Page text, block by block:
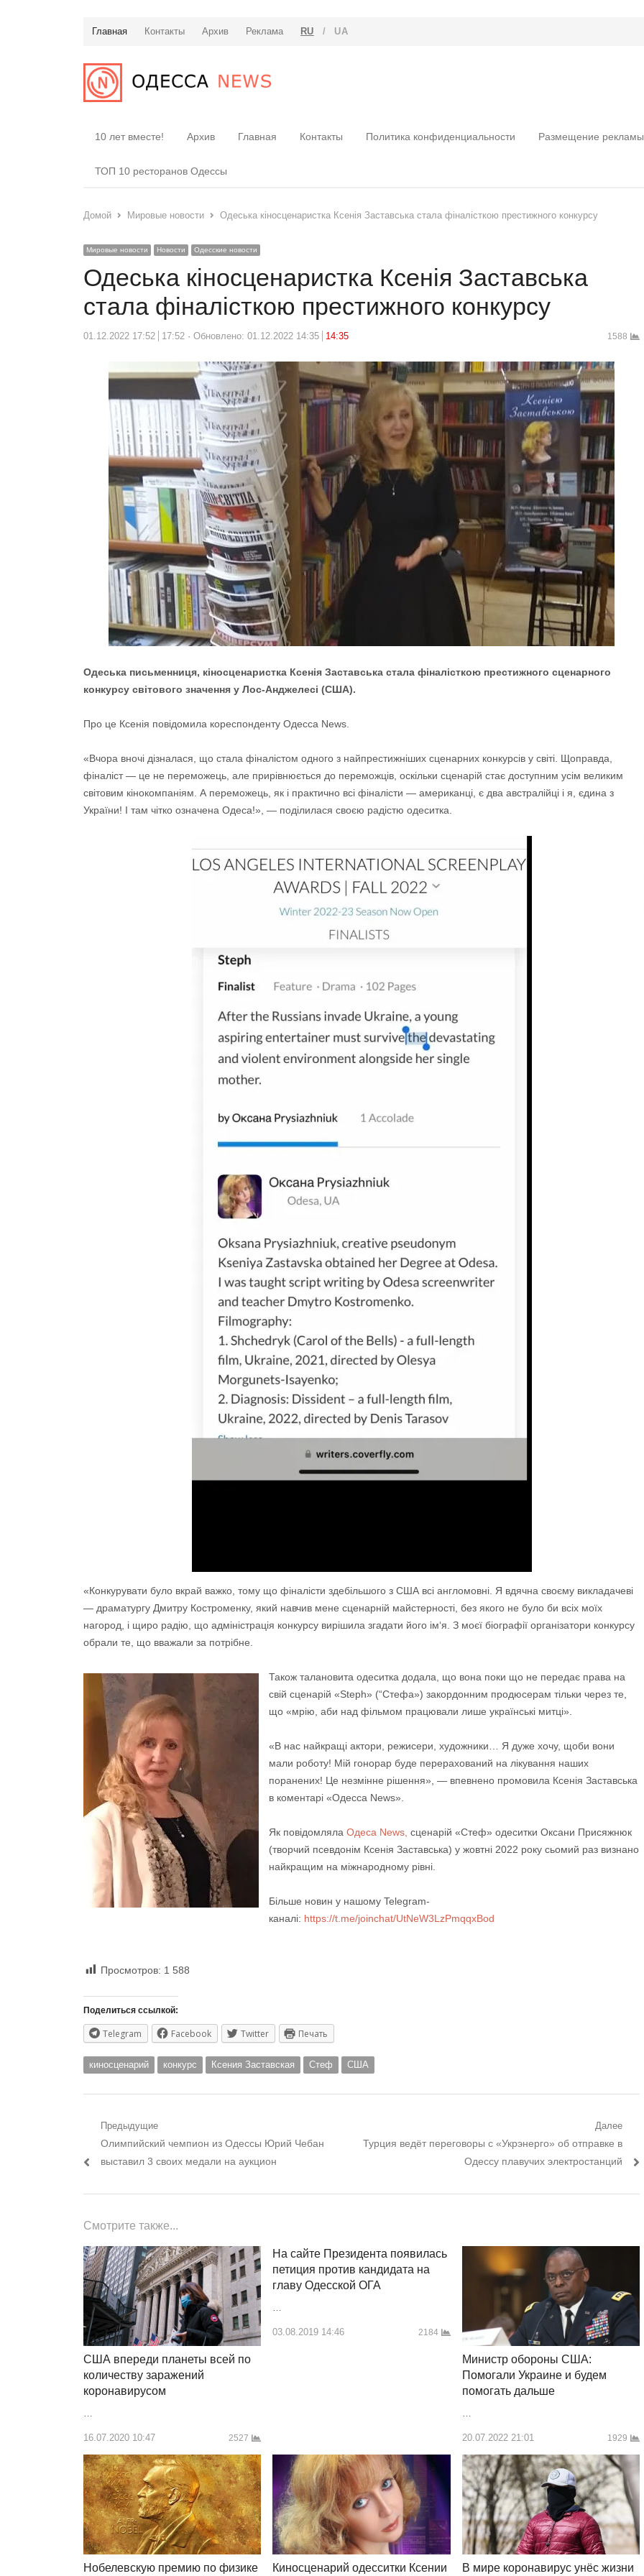
Главная Контакты Архив Реклама RU / UA
10 лет вместе! Архив Главная Контакты Политика конфиденциальности Размещение рекламы
ТОП 10 ресторанов Одессы
Домой Мировые новости Одеська кіносценаристка Ксенія Заставська стала фіналісткою престижного конкурсу
Мировые новости Новости Одесские новости
Одеська кіносценаристка Ксенія Заставська
стала фіналісткою престижного конкурсу
01.12.2022 17:52 17:52 Обновлено: 01.12.2022 14:35 14:35 1588
Одеська письменниця, кіносценаристка Ксенія Заставська стала фіналісткою престижного сценарного
конкурсу світового значення у Лос-Анджелесі (США).
Про це Ксенія повідомила кореспонденту Одесса News.
«Вчора вночі дізналася, що стала фіналістом одного з найпрестижніших сценарних конкурсів у світі. Щоправда,
фіналіст — це не переможець, але прирівнюється до переможців, оскільки сценарій стає доступним усім великим
світовим кінокомпаніям. А переможець, як і практично всі фіналісти — американці, є два австралійці і я, єдина з
України! І там чітко означена Одеса!», — поділилася своєю радістю одеситка.
«Конкурувати було вкрай важко, тому що фіналісти здебільшого з США всі англомовні. Я вдячна своєму викладачеві
— драматургу Дмитру Костроменку, який навчив мене сценарній майстерності, без якого не було би всіх моїх
нагород, і щиро радію, що адміністрація конкурсу вирішила згадати його ім‘я. З моєї біографії організатори конкурсу
обрали те, що вважали за потрібне.
Також талановита одеситка додала, що вона поки що не передає права на
свій сценарій «Steph» (“Стефа») закордонним продюсерам тільки через те,
що «мрію, аби над фільмом працювали лише українські митці».
«В нас найкращі актори, режисери, художники… Я дуже хочу, щоби вони
мали роботу! Мій гонорар буде перерахований на лікування наших
поранених! Це незмінне рішення», — впевнено промовила Ксенія Заставська
в коментарі «Одесса News».
Як повідомляла Одеса News, сценарій «Стеф» одеситки Оксани Присяжнюк
(творчий псевдонім Ксенія Заставська) у жовтні 2022 року сьомий раз визнано
найкращим на міжнародному рівні.
Більше новин у нашому Telegram-
каналі: https://t.me/joinchat/UtNeW3LzPmqqxBod
Просмотров: 1 588
Поделиться ссылкой:
Telegram Facebook Twitter Печать
киносценарий конкурс Ксения Заставская Стеф США
Навигация
по
Предыдущие
Предыдущий
пост:
Олимпийский чемпион из Одессы Юрий Чебан
выставил 3 своих медали на аукцион
Далее
Следующий
Турция ведёт переговоры с «Укрэнерго» об отправке в
Одессу плавучих электростанций
Смотрите также...
США впереди планеты всей по
количеству заражений
коронавирусом
16.07.2020 10:47 2527
На сайте Президента появилась
петиция против кандидата на
главу Одесской ОГА
03.08.2019 14:46 2184
Министр обороны США:
Помогали Украине и будем
помогать дальше
20.07.2022 21:01 1929
Нобелевскую премию по физике Киносценарий одесситки Ксении В мире коронавирус унёс жизни